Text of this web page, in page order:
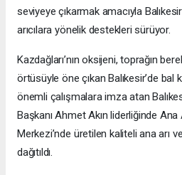
seviyeye çıkarmak amacıyla
arıcılara yönelik destekleri sürüyor.
Kazdağları’nın oksijeni, toprağın
örtüsüyle öne çıkan Balıkesir’de bal
önemli çalışmalara imza atan
Başkanı Ahmet Akın liderliğinde Ana
Merkezi’nde üretilen kaliteli ana arı
dağıtıldı.